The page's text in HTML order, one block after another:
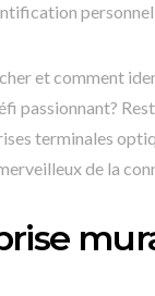
et comment
passionnant?
terminales
de la